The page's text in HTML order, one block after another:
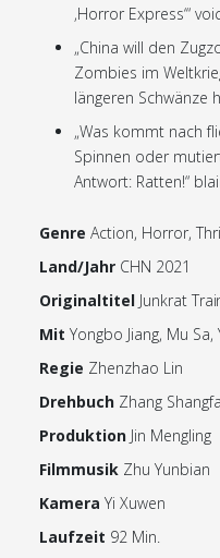
‚Horror Express‘“
„China will den
Zombies im
längeren Schwänze
„Was kommt nach
Spinnen oder
Antwort: Ratten!“
Genre Action, Horror,
Land/Jahr CHN 2021
Originaltitel Junkrat
Mit Yongbo Jiang, Mu Sa,
Regie Zhenzhao Lin
Drehbuch Zhang
Produktion Jin Mengling
Filmmusik Zhu Yunbian
Kamera Yi Xuwen
Laufzeit 92 Min.